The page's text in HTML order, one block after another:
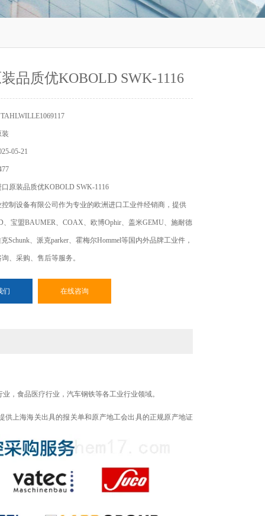
品质优KOBOLD SWK-1116
装
05-21
原装品质优KOBOLD SWK-1116
制设备有限公司作为专业的欧洲进口工业件经销商，提供
、宝盟BAUMER、COAX、欧博Ophir、盖米GEMU、施耐德
克Schunk、派克parker、霍梅尔Hommel等国内外品牌工业件，
、采购、售后等服务。
们 在线咨询
，食品医疗行业，汽车钢铁等各工业行业领域。
供上海海关出具的报关单和原产地工会出具的正规原产地证